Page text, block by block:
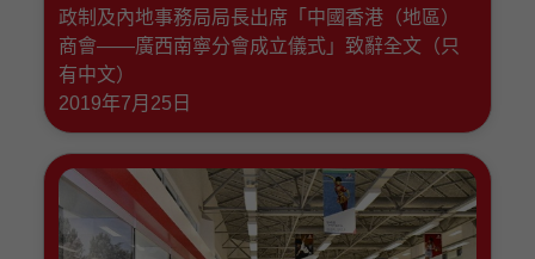
政制及內地事務局局長出席「中國香港（地區）
商會——廣西南寧分會成立儀式」致辭全文（只
有中文）
2019年7月25日